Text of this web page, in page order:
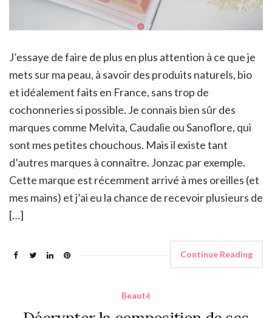
J’essaye de faire de plus en plus attention à ce que je
mets sur ma peau, à savoir des produits naturels, bio
et idéalement faits en France, sans trop de
cochonneries si possible. Je connais bien sûr des
marques comme Melvita, Caudalie ou Sanoflore, qui
sont mes petites chouchous. Mais il existe tant
d’autres marques à connaître. Jonzac par exemple.
Cette marque est récemment arrivé à mes oreilles (et
mes mains) et j’ai eu la chance de recevoir plusieurs de
[…]
Continue Reading
Beauté